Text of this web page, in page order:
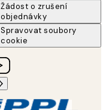
Žádost o zrušení
objednávky
Spravovat soubory
cookie